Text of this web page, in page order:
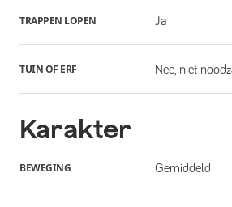
TRAPPEN LOPEN Ja
TUIN OF ERF Nee, niet
Karakter
BEWEGING Gemiddeld